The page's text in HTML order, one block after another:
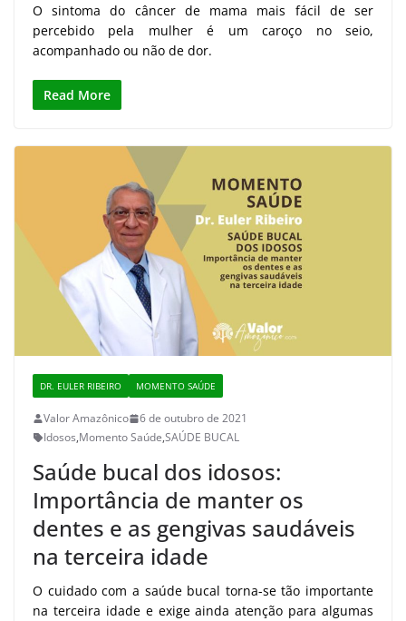
O sintoma do câncer de mama mais fácil de ser
percebido pela mulher é um caroço no seio,
acompanhado ou não de dor.
Read More
DR. EULER RIBEIRO MOMENTO SAÚDE
Valor Amazônico
6 de outubro de 2021
Idosos,Momento Saúde,SAÚDE BUCAL
Saúde bucal dos idosos:
Importância de manter os
dentes e as gengivas saudáveis
na terceira idade
O cuidado com a saúde bucal torna-se tão importante
na terceira idade e exige ainda atenção para algumas